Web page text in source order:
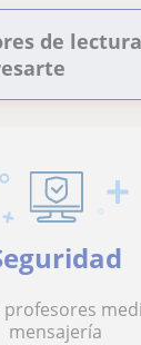
de
profesores
mensajería